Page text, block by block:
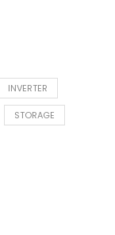
INVERTER
STORAGE